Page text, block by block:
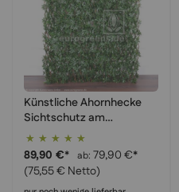
Künstliche Ahornhecke
Sichtschutz am
Weidenspalier – Flexibler
Ausziehbarer Heckenzaun
Balkon
Bewertung:
96%
89,90 €* ab 79,90 €*
(75,55 € Netto)